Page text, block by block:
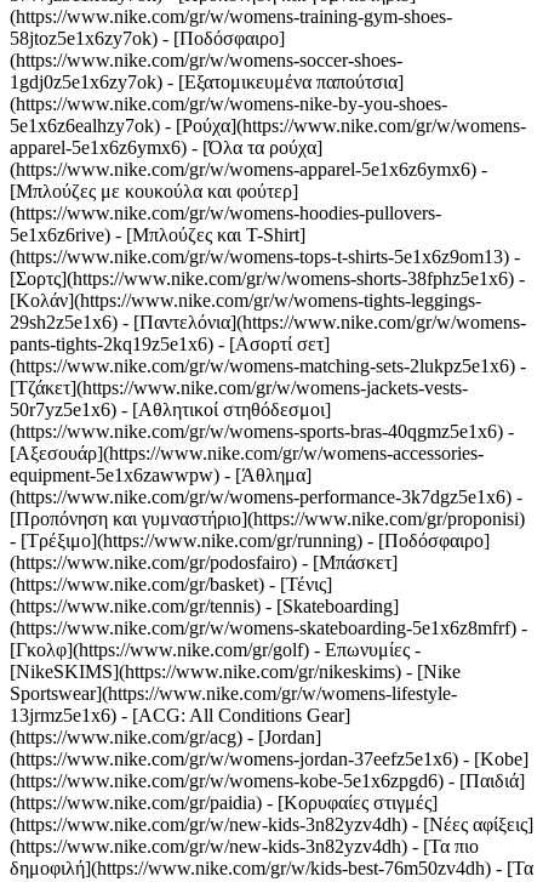
(https://www.nike.com/gr/w/womens-training-gym-shoes-
58jtoz5e1x6zy7ok) - [Ποδόσφαιρο]
(https://www.nike.com/gr/w/womens-soccer-shoes-
1gdj0z5e1x6zy7ok) - [Εξατομικευμένα παπούτσια]
(https://www.nike.com/gr/w/womens-nike-by-you-shoes-
5e1x6z6ealhzy7ok) - [Ρούχα](https://www.nike.com/gr/w/womens-
apparel-5e1x6z6ymx6) - [Όλα τα ρούχα]
(https://www.nike.com/gr/w/womens-apparel-5e1x6z6ymx6) -
[Μπλούζες με κουκούλα και φούτερ]
(https://www.nike.com/gr/w/womens-hoodies-pullovers-
5e1x6z6rive) - [Μπλούζες και T-Shirt]
(https://www.nike.com/gr/w/womens-tops-t-shirts-5e1x6z9om13) -
[Σορτς](https://www.nike.com/gr/w/womens-shorts-38fphz5e1x6) -
[Κολάν](https://www.nike.com/gr/w/womens-tights-leggings-
29sh2z5e1x6) - [Παντελόνια](https://www.nike.com/gr/w/womens-
pants-tights-2kq19z5e1x6) - [Ασορτί σετ]
(https://www.nike.com/gr/w/womens-matching-sets-2lukpz5e1x6) -
[Τζάκετ](https://www.nike.com/gr/w/womens-jackets-vests-
50r7yz5e1x6) - [Αθλητικοί στηθόδεσμοι]
(https://www.nike.com/gr/w/womens-sports-bras-40qgmz5e1x6) -
[Αξεσουάρ](https://www.nike.com/gr/w/womens-accessories-
equipment-5e1x6zawwpw) - [Άθλημα]
(https://www.nike.com/gr/w/womens-performance-3k7dgz5e1x6) -
[Προπόνηση και γυμναστήριο](https://www.nike.com/gr/proponisi)
- [Τρέξιμο](https://www.nike.com/gr/running) - [Ποδόσφαιρο]
(https://www.nike.com/gr/podosfairo) - [Μπάσκετ]
(https://www.nike.com/gr/basket) - [Τένις]
(https://www.nike.com/gr/tennis) - [Skateboarding]
(https://www.nike.com/gr/w/womens-skateboarding-5e1x6z8mfrf) -
[Γκολφ](https://www.nike.com/gr/golf) - Επωνυμίες -
[NikeSKIMS](https://www.nike.com/gr/nikeskims) - [Nike
Sportswear](https://www.nike.com/gr/w/womens-lifestyle-
13jrmz5e1x6) - [ACG: All Conditions Gear]
(https://www.nike.com/gr/acg) - [Jordan]
(https://www.nike.com/gr/w/womens-jordan-37eefz5e1x6) - [Kobe]
(https://www.nike.com/gr/w/womens-kobe-5e1x6zpgd6) - [Παιδιά]
(https://www.nike.com/gr/paidia) - [Κορυφαίες στιγμές]
(https://www.nike.com/gr/w/new-kids-3n82yzv4dh) - [Νέες αφίξεις]
(https://www.nike.com/gr/w/new-kids-3n82yzv4dh) - [Τα πιο
δημοφιλή](https://www.nike.com/gr/w/kids-best-76m50zv4dh) - [Τα